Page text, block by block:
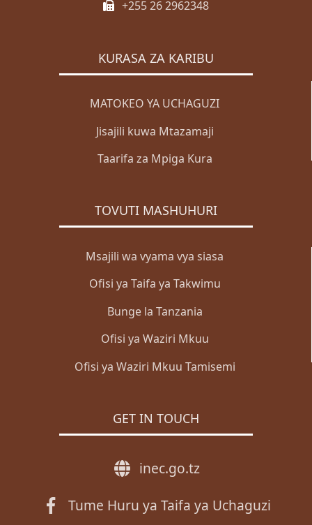
+255 26 2962348
KURASA ZA KARIBU
MATOKEO YA UCHAGUZI
Jisajili kuwa Mtazamaji
Taarifa za Mpiga Kura
TOVUTI MASHUHURI
Msajili wa vyama vya siasa
Ofisi ya Taifa ya Takwimu
Bunge la Tanzania
Ofisi ya Waziri Mkuu
Ofisi ya Waziri Mkuu Tamisemi
GET IN TOUCH
inec.go.tz
Tume Huru ya Taifa ya Uchaguzi